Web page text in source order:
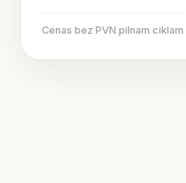
Cenas bez PVN pilnam